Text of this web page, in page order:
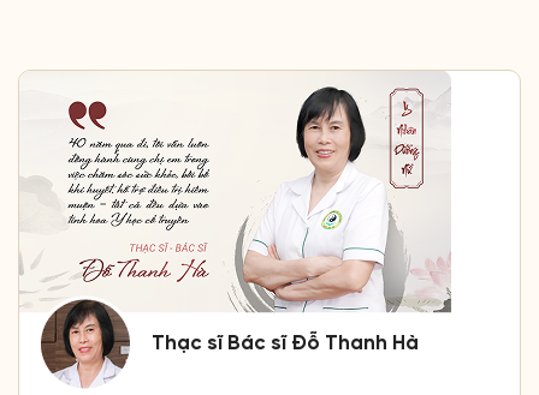
Thạc sĩ Bác sĩ Đỗ Thanh Hà